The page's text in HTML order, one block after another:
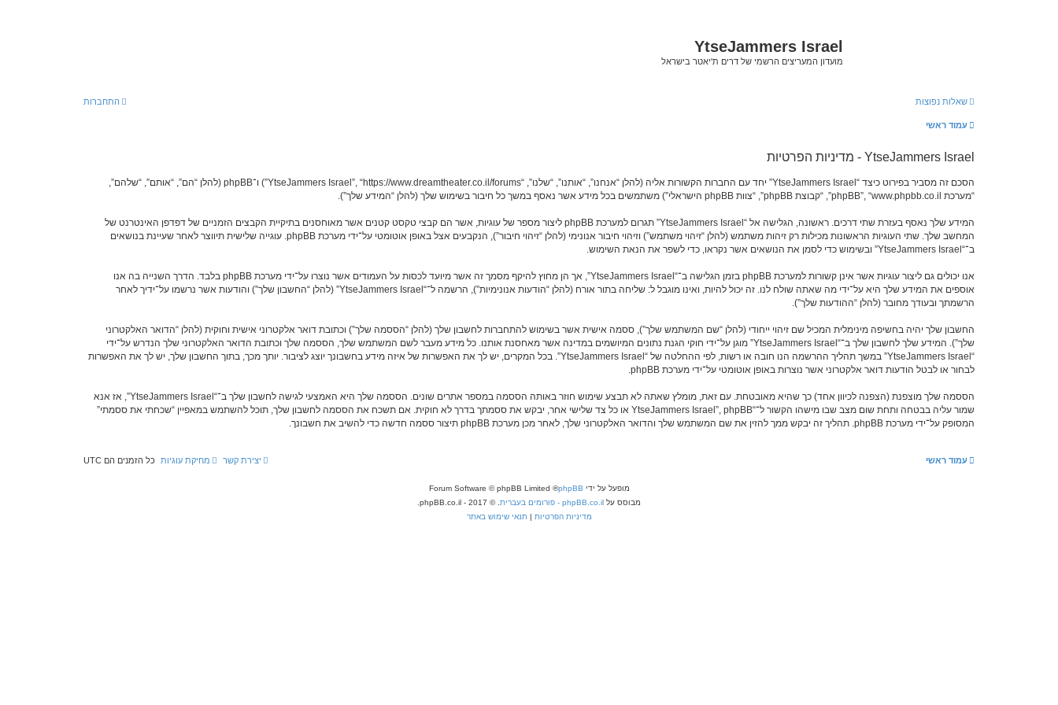
YtseJammers Israel
מועדון המעריצים הרשמי של דרים ת'יאטר בישראל
שאלות נפוצות התחברות
עמוד ראשי
YtseJammers Israel - מדיניות הפרטיות
הסכם זה מסביר בפירוט כיצד “YtseJammers Israel” יחד עם החברות הקשורות אליה (להלן “אנחנו”, “אותנו”, “שלנו”, “YtseJammers Israel”, “https://www.dreamtheater.co.il/forums”) ו־phpBB (להלן “הם”, “אותם”, “שלהם”,
“מערכת phpBB”, “www.phpbb.co.il”, “קבוצת phpBB”, “צוות phpBB הישראלי”) משתמשים בכל מידע אשר נאסף במשך כל חיבור בשימוש שלך (להלן “המידע שלך”).
המידע שלך נאסף בעזרת שתי דרכים. ראשונה, הגלישה אל “YtseJammers Israel” תגרום למערכת phpBB ליצור מספר של עוגיות, אשר הם קבצי טקסט קטנים אשר מאוחסנים בתיקיית הקבצים הזמניים של דפדפן האינטרנט של
המחשב שלך. שתי העוגיות הראשונות מכילות רק זיהות משתמש (להלן “זיהוי משתמש”) וזיהוי חיבור אנונימי (להלן “זיהוי חיבור”), הנקבעים אצל באופן אוטומטי על־ידי מערכת phpBB. עוגייה שלישית תיווצר לאחר שעיינת בנושאים
ב־“YtseJammers Israel” ובשימוש כדי לסמן את הנושאים אשר נקראו, כדי לשפר את הנאת השימוש.
אנו יכולים גם ליצור עוגיות אשר אינן קשורות למערכת phpBB בזמן הגלישה ב־“YtseJammers Israel”, אך הן מחוץ להיקף מסמך זה אשר מיועד לכסות על העמודים אשר נוצרו על־ידי מערכת phpBB בלבד. הדרך השנייה בה אנו
אוספים את המידע שלך היא על־ידי מה שאתה שולח לנו. זה יכול להיות, ואינו מוגבל ל: שליחה בתור אורח (להלן “הודעות אנונימיות”), הרשמה ל־“YtseJammers Israel” (להלן “החשבון שלך”) והודעות אשר נרשמו על־ידיך לאחר
הרשמתך ובעודך מחובר (להלן “ההודעות שלך”).
החשבון שלך יהיה בחשיפה מינימלית המכיל שם זיהוי ייחודי (להלן “שם המשתמש שלך”), ססמה אישית אשר בשימוש להתחברות לחשבון שלך (להלן “הססמה שלך”) וכתובת דואר אלקטרוני אישית וחוקית (להלן “הדואר האלקטרוני
שלך”). המידע שלך לחשבון שלך ב־“YtseJammers Israel” מוגן על־ידי חוקי הגנת נתונים המיושמים במדינה אשר מאחסנת אותנו. כל מידע מעבר לשם המשתמש שלך, הססמה שלך וכתובת הדואר האלקטרוני שלך הנדרש על־ידי
“YtseJammers Israel” במשך תהליך ההרשמה הנו חובה או רשות, לפי ההחלטה של “YtseJammers Israel”. בכל המקרים, יש לך את האפשרות של איזה מידע בחשבונך יוצג לציבור. יותך מכך, בתוך החשבון שלך, יש לך את האפשרות
לבחור או לבטל הודעות דואר אלקטרוני אשר נוצרות באופן אוטומטי על־ידי מערכת phpBB.
הססמה שלך מוצפנת (הצפנה לכיוון אחד) כך שהיא מאובטחת. עם זאת, מומלץ שאתה לא תבצע שימוש חוזר באותה הססמה במספר אתרים שונים. הססמה שלך היא האמצעי לגישה לחשבון שלך ב־“YtseJammers Israel”, אז אנא
שמור עליה בבטחה ותחת שום מצב שבו מישהו הקשור ל־“YtseJammers Israel”, phpBB או כל צד שלישי אחר, יבקש את ססמתך בדרך לא חוקית. אם תשכח את הססמה לחשבון שלך, תוכל להשתמש במאפיין “שכחתי את ססמתי”
המסופק על־ידי מערכת phpBB. תהליך זה יבקש ממך להזין את שם המשתמש שלך והדואר האלקטרוני שלך, לאחר מכן מערכת phpBB תיצור ססמה חדשה כדי להשיב את חשבונך.
עמוד ראשי כל הזמנים הם UTC מחיקת עוגיות יצירת קשר
מופעל על ידי phpBB
® Forum Software © phpBB Limited
מבוסס על phpBB.co.il - פורומים בעברית
. © 2017 - phpBB.co.il.
מדיניות הפרטיות | תנאי שימוש באתר